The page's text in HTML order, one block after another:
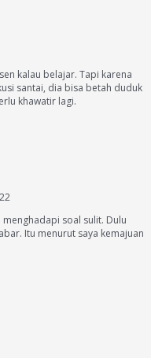
kalau belajar. Tapi karena
santai, dia bisa betah duduk
khawatir lagi.
menghadapi soal sulit. Dulu
Itu menurut saya kemajuan